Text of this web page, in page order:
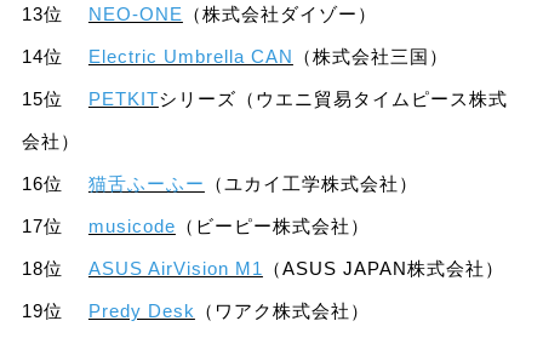
13位 NEO-ONE （株式会社ダイゾー）
14位 Electric Umbrella CAN （株式会社三国）
15位 PETKITシリーズ（ウエニ貿易タイムピース株式
会社）
16位 猫舌ふーふー （ユカイ工学株式会社）
17位 musicode （ビーピー株式会社）
18位 ASUS AirVision M1 （ASUS JAPAN株式会社）
19位 Predy Desk （ワアク株式会社）